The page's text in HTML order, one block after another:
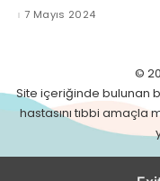
7 Mayıs 2024
©
Site içeriğinde bulunan
hastasını tıbbi amaçla